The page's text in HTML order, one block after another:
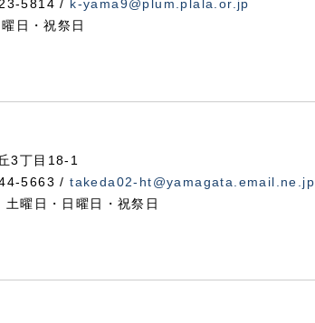
5814 / k-yama9@plum.plala.or.jp
日・祝祭日
3丁目18-1
5663 /takeda02-ht@yamagata.email.ne.jp
曜日・日曜日・祝祭日